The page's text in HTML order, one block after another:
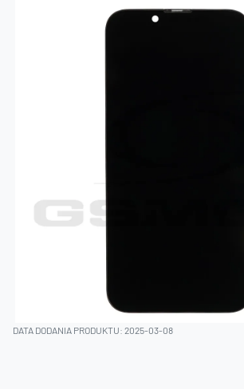
DATA DODANIA PRODUKTU: 2025-03-08